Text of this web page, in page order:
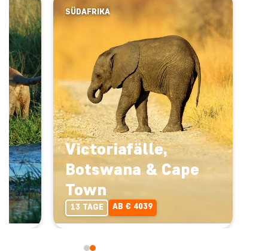
SÜDAFRIKA
Victoriafälle,
Botswana & Cape
Town
13 TAGE AB € 4039